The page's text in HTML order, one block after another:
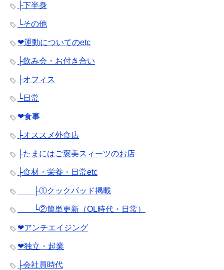
├下半身
└その他
❤︎運動についてのetc
├飲み会・お付き合い
├オフィス
└日常
❤︎食事
├オススメ外食店
├たまにはご褒美スィーツのお店
├食材・栄養・日常etc
├①クックパッド掲載
└②簡単更新（OL時代・日常）
❤︎アンチエイジング
❤︎独立・起業
├会社員時代